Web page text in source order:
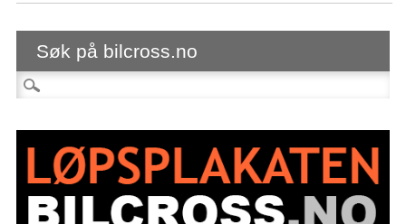
Søk på bilcross.no
Søk etter: